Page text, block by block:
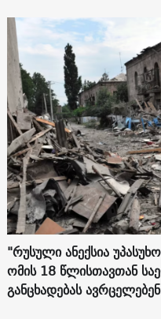
"რუსული ანექსია
ომის 18 წლისთავთან
განცხადებას ავრცელებენ